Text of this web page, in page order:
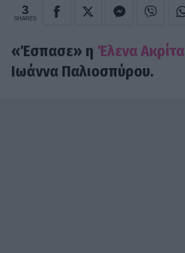
3
SHARES
«Έσπασε» η Έλενα Ακρίτα
Ιωάννα Παλιοσπύρου.